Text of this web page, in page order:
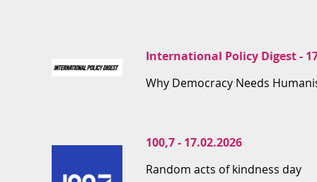
International Policy Digest -
Why Democracy Needs
100,7 - 17.02.2026
Random acts of kindness day